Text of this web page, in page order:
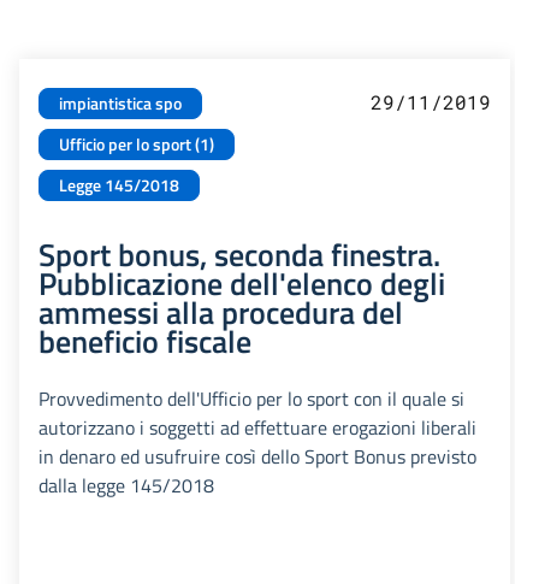
impiantistica spo
Ufficio per lo sport (1)
Legge 145/2018
29/11/2019
Sport bonus, seconda finestra.
Pubblicazione dell'elenco degli
ammessi alla procedura del
beneficio fiscale
Provvedimento dell'Ufficio per lo sport con il quale si
autorizzano i soggetti ad effettuare erogazioni liberali
in denaro ed usufruire così dello Sport Bonus previsto
dalla legge 145/2018